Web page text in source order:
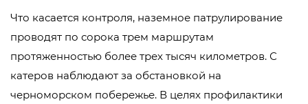
Что касается контроля, наземное патрулирование
проводят по сорока трем маршрутам
протяженностью более трех тысяч километров. С
катеров наблюдают за обстановкой на
черноморском побережье. В целях профилактики